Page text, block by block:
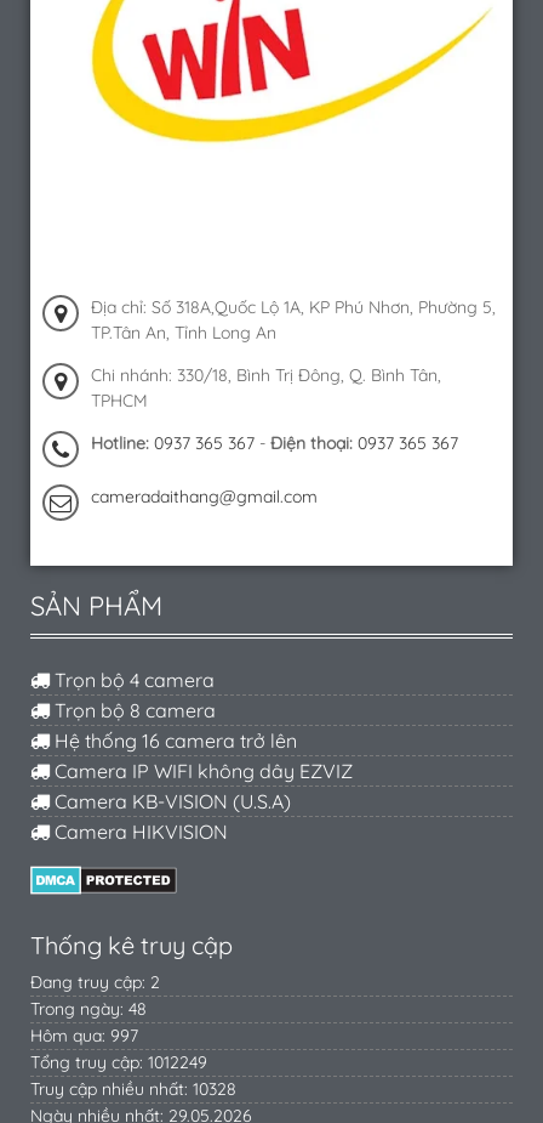
Địa chỉ: Số 318A,Quốc Lộ 1A, KP Phú Nhơn, Phường 5,
TP.Tân An, Tỉnh Long An
Chi nhánh: 330/18, Bình Trị Đông, Q. Bình Tân,
TPHCM
Hotline: 0937 365 367 - Điện thoại: 0937 365 367
cameradaithang@gmail.com
SẢN PHẨM
Trọn bộ 4 camera
Trọn bộ 8 camera
Hệ thống 16 camera trở lên
Camera IP WIFI không dây EZVIZ
Camera KB-VISION (U.S.A)
Camera HIKVISION
Thống kê truy cập
Đang truy cập: 2
Trong ngày: 48
Hôm qua: 997
Tổng truy cập: 1012249
Truy cập nhiều nhất: 10328
Ngày nhiều nhất: 29.05.2026